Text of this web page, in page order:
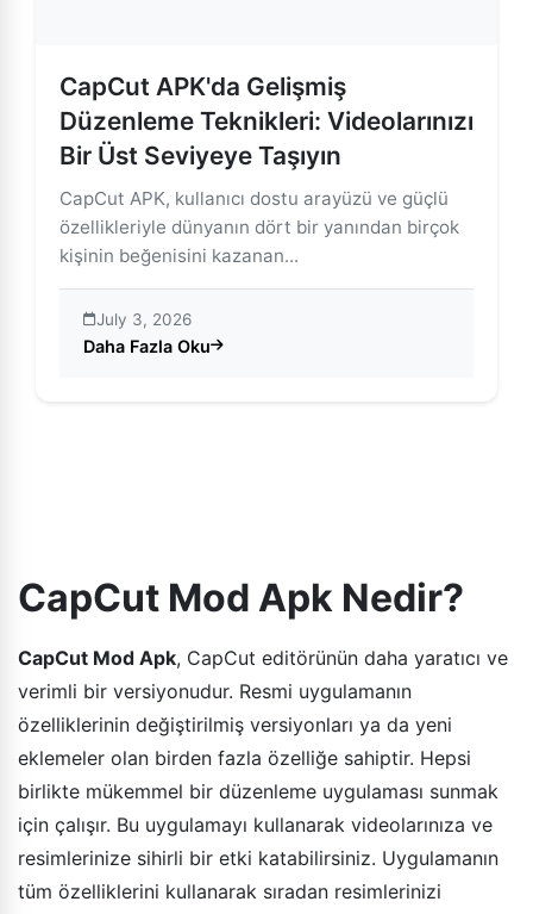
CapCut APK'da Gelişmiş
Düzenleme Teknikleri: Videolarınızı
Bir Üst Seviyeye Taşıyın
CapCut APK, kullanıcı dostu arayüzü ve güçlü
özellikleriyle dünyanın dört bir yanından birçok
kişinin beğenisini kazanan...
July 3, 2026
Daha Fazla Oku
about CapCut APK'da Gelişmiş Düzenleme Teknikleri:
CapCut Mod Apk Nedir?
CapCut Mod Apk, CapCut editörünün daha yaratıcı ve
verimli bir versiyonudur. Resmi uygulamanın
özelliklerinin değiştirilmiş versiyonları ya da yeni
eklemeler olan birden fazla özelliğe sahiptir. Hepsi
birlikte mükemmel bir düzenleme uygulaması sunmak
için çalışır. Bu uygulamayı kullanarak videolarınıza ve
resimlerinize sihirli bir etki katabilirsiniz. Uygulamanın
tüm özelliklerini kullanarak sıradan resimlerinizi